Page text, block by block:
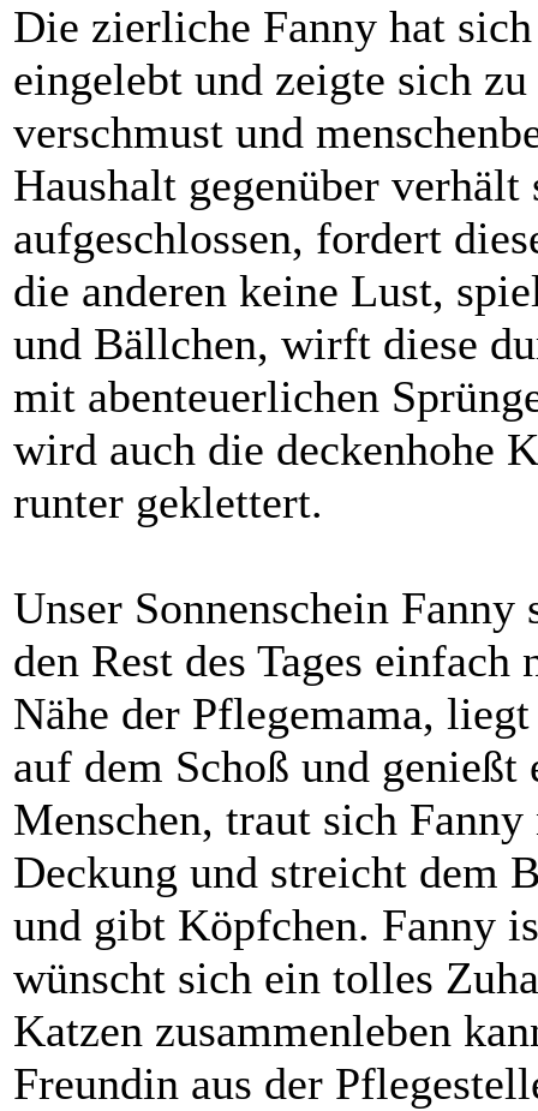
Die zierliche Fanny hat
eingelebt und zeigte sich
verschmust und
Haushalt gegenüber
aufgeschlossen, fordert
die anderen keine Lust,
und Bällchen, wirft diese
mit abenteuerlichen
wird auch die deckenhohe
runter geklettert.
Unser Sonnenschein
den Rest des Tages
Nähe der Pflegemama,
auf dem Schoß und genießt
Menschen, traut sich
Deckung und streicht dem
und gibt Köpfchen. Fanny
wünscht sich ein tolles
Katzen zusammenleben
Freundin aus der